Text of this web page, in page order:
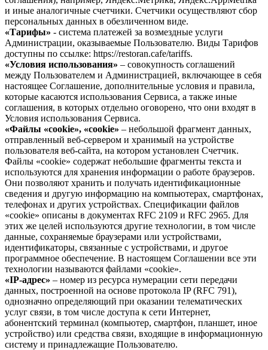
и иные аналогичные счетчики. Счетчики осуществляют сбор
персональных данных в обезличенном виде.
«Тарифы» - система платежей за возмездные услуги
Администрации, оказываемые Пользователю. Виды Тарифов
доступны по ссылке: https://restoran.cafe/tariffs.
«Условия использования» – совокупность соглашений
между Пользователем и Администрацией, включающее в себя
настоящее Соглашение, дополнительные условия и правила,
которые касаются использования Сервиса, а также иные
соглашения, в которых отдельно оговорено, что они входят в
Условия использования Сервиса.
«Файлы «cookie», «cookie» – небольшой фрагмент данных,
отправленный веб-сервером и хранимый на устройстве
пользователя веб-сайта, на котором установлен Счетчик.
Файлы «cookie» содержат небольшие фрагменты текста и
используются для хранения информации о работе браузеров.
Они позволяют хранить и получать идентификационные
сведения и другую информацию на компьютерах, смартфонах,
телефонах и других устройствах. Спецификации файлов
«cookie» описаны в документах RFC 2109 и RFC 2965. Для
этих же целей используются другие технологии, в том числе
данные, сохраняемые браузерами или устройствами,
идентификаторы, связанные с устройствами, и другое
программное обеспечение. В настоящем Соглашении все эти
технологии называются файлами «cookie».
«IP-адрес» – номер из ресурса нумерации сети передачи
данных, построенной на основе протокола IP (RFC 791),
однозначно определяющий при оказании телематических
услуг связи, в том числе доступа к сети Интернет,
абонентский терминал (компьютер, смартфон, планшет, иное
устройство) или средства связи, входящие в информационную
систему и принадлежащие Пользователю.